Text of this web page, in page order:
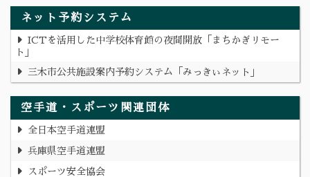
ネット予約システム
ICTを活用した中学校体育館の夜間開放「まちかぎリモー
ト」
三木市公共施設案内予約システム「みっきぃネット」
空手道・スポーツ関連団体
全日本空手道連盟
兵庫県空手道連盟
スポーツ安全協会